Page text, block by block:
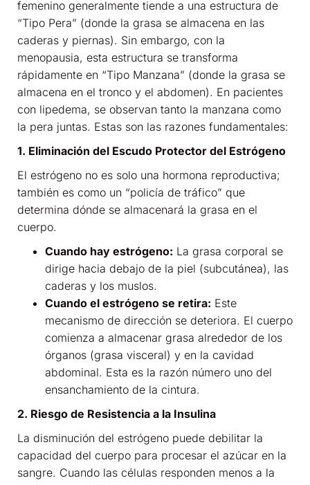
femenino generalmente tiende a una estructura de
“Tipo Pera” (donde la grasa se almacena en las
caderas y piernas). Sin embargo, con la
menopausia, esta estructura se transforma
rápidamente en “Tipo Manzana” (donde la grasa se
almacena en el tronco y el abdomen). En pacientes
con lipedema, se observan tanto la manzana como
la pera juntas. Estas son las razones fundamentales:
1. Eliminación del Escudo Protector del Estrógeno
El estrógeno no es solo una hormona reproductiva;
también es como un “policía de tráfico” que
determina dónde se almacenará la grasa en el
cuerpo.
Cuando hay estrógeno: La grasa corporal se
dirige hacia debajo de la piel (subcutánea), las
caderas y los muslos.
Cuando el estrógeno se retira: Este
mecanismo de dirección se deteriora. El cuerpo
comienza a almacenar grasa alrededor de los
órganos (grasa visceral) y en la cavidad
abdominal. Esta es la razón número uno del
ensanchamiento de la cintura.
2. Riesgo de Resistencia a la Insulina
La disminución del estrógeno puede debilitar la
capacidad del cuerpo para procesar el azúcar en la
sangre. Cuando las células responden menos a la